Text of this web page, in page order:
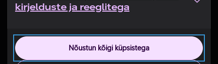
kirjelduste ja reeglitega
Nõustun kõigi küpsistega